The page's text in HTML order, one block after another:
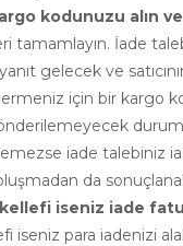
kodunuzu alın
tamamlayın. İade
gelecek ve
için bir kargo
iade talebiniz
da
iseniz iade
iseniz para iadenizi